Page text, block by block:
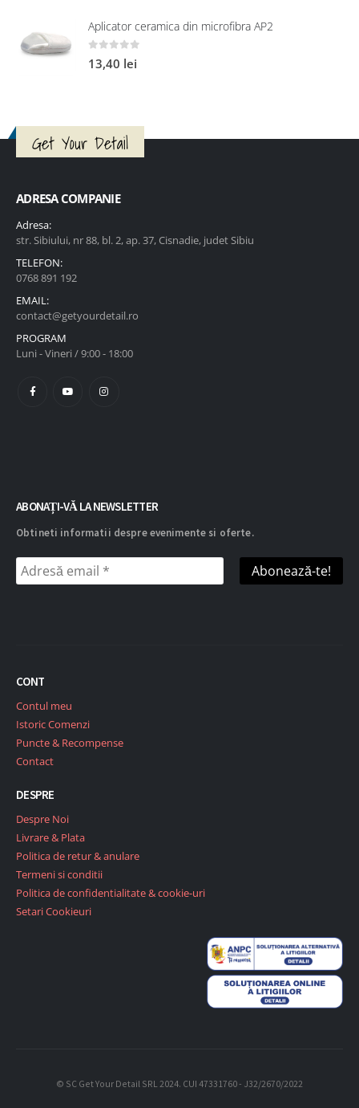
Aplicator ceramica din microfibra AP2
0 out of 5
13,40 lei
Get Your Detail
ADRESA COMPANIE
Adresa:
str. Sibiului, nr 88, bl. 2, ap. 37, Cisnadie, judet Sibiu
TELEFON:
0768 891 192
EMAIL:
contact@getyourdetail.ro
PROGRAM
Luni - Vineri / 9:00 - 18:00
ABONAȚI-VĂ LA NEWSLETTER
Obtineti informatii despre evenimente si oferte.
CONT
Contul meu
Istoric Comenzi
Puncte & Recompense
Contact
DESPRE
Despre Noi
Livrare & Plata
Politica de retur & anulare
Termeni si conditii
Politica de confidentialitate & cookie-uri
Setari Cookieuri
© SC Get Your Detail SRL 2024. CUI 47331760 - J32/2670/2022